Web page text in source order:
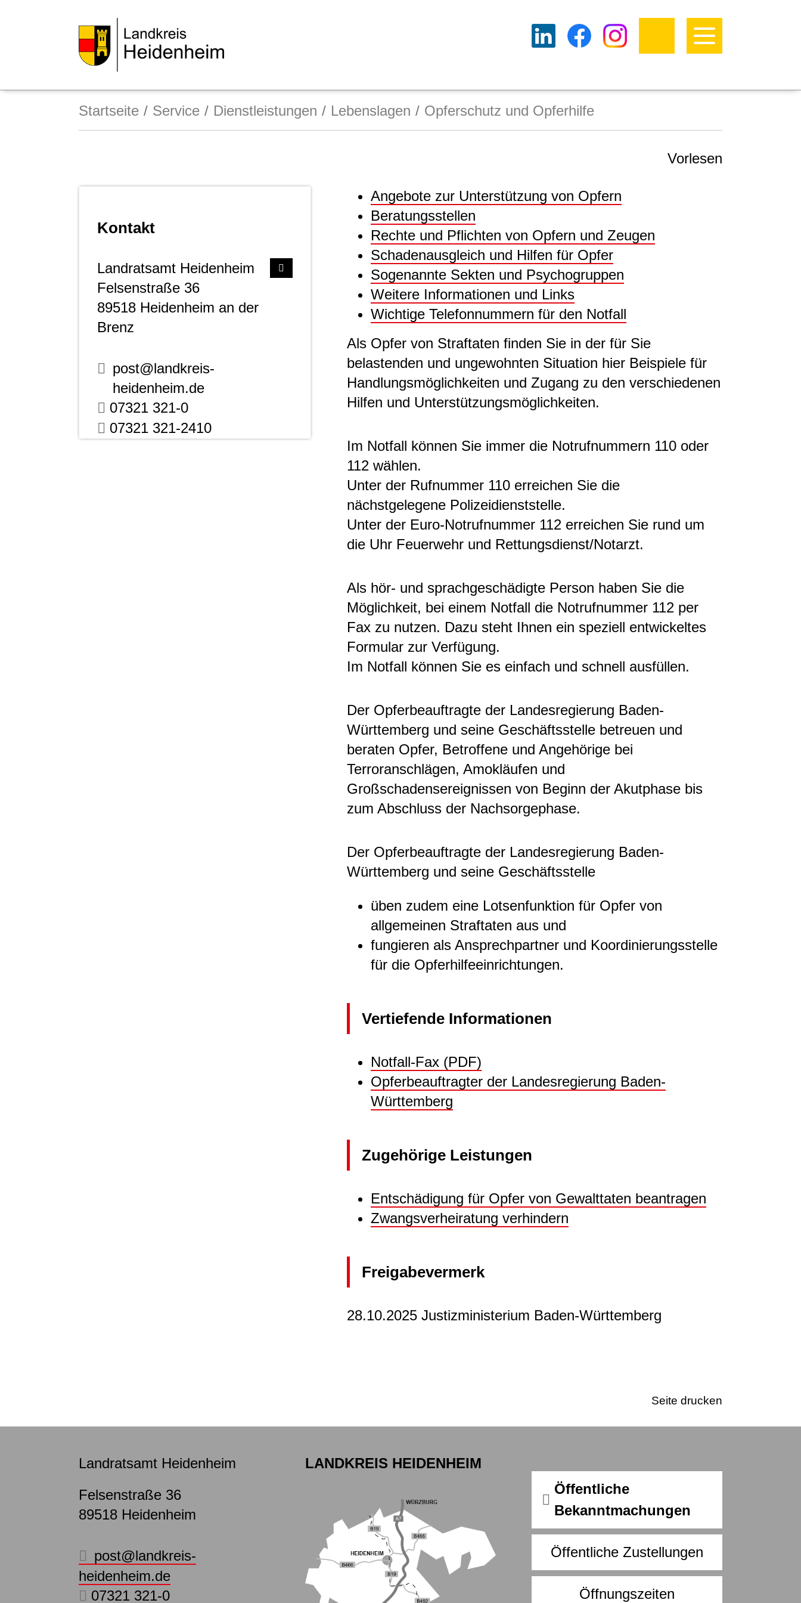
Startseite Service Dienstleistungen Lebenslagen Opferschutz und Opferhilfe
Vorlesen
Kontakt
Landratsamt Heidenheim
Felsenstraße 36
89518 Heidenheim an der
Brenz
post@landkreis-
heidenheim.de
07321 321-0
07321 321-2410
Angebote zur Unterstützung von Opfern
Beratungsstellen
Rechte und Pflichten von Opfern und Zeugen
Schadenausgleich und Hilfen für Opfer
Sogenannte Sekten und Psychogruppen
Weitere Informationen und Links
Wichtige Telefonnummern für den Notfall
Als Opfer von Straftaten finden Sie in der für Sie
belastenden und ungewohnten Situation hier Beispiele für
Handlungsmöglichkeiten und Zugang zu den verschiedenen
Hilfen und Unterstützungsmöglichkeiten.
Im Notfall können Sie immer die Notrufnummern 110 oder
112 wählen.
Unter der Rufnummer 110 erreichen Sie die
nächstgelegene Polizeidienststelle.
Unter der Euro-Notrufnummer 112 erreichen Sie rund um
die Uhr Feuerwehr und Rettungsdienst/Notarzt.
Als hör- und sprachgeschädigte Person haben Sie die
Möglichkeit, bei einem Notfall die Notrufnummer 112 per
Fax zu nutzen. Dazu steht Ihnen ein speziell entwickeltes
Formular zur Verfügung.
Im Notfall können Sie es einfach und schnell ausfüllen.
Der Opferbeauftragte der Landesregierung Baden-
Württemberg und seine Geschäftsstelle betreuen und
beraten Opfer, Betroffene und Angehörige bei
Terroranschlägen, Amokläufen und
Großschadensereignissen von Beginn der Akutphase bis
zum Abschluss der Nachsorgephase.
Der Opferbeauftragte der Landesregierung Baden-
Württemberg und seine Geschäftsstelle
üben zudem eine Lotsenfunktion für Opfer von
allgemeinen Straftaten aus und
fungieren als Ansprechpartner und Koordinierungsstelle
für die Opferhilfeeinrichtungen.
Vertiefende Informationen
Notfall-Fax (PDF)
Opferbeauftragter der Landesregierung Baden-
Württemberg
Zugehörige Leistungen
Entschädigung für Opfer von Gewalttaten beantragen
Zwangsverheiratung verhindern
Freigabevermerk
28.10.2025 Justizministerium Baden-Württemberg
Seite drucken
Landratsamt Heidenheim
Felsenstraße 36
89518 Heidenheim
post@landkreis-
heidenheim.de
07321 321-0
LANDKREIS HEIDENHEIM
Öffentliche
Bekanntmachungen
Öffentliche Zustellungen
Öffnungszeiten